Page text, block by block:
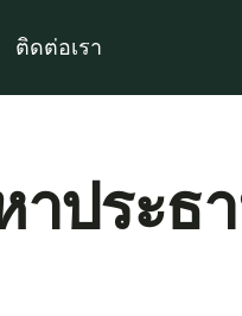
ติดต่อเรา
าประธ